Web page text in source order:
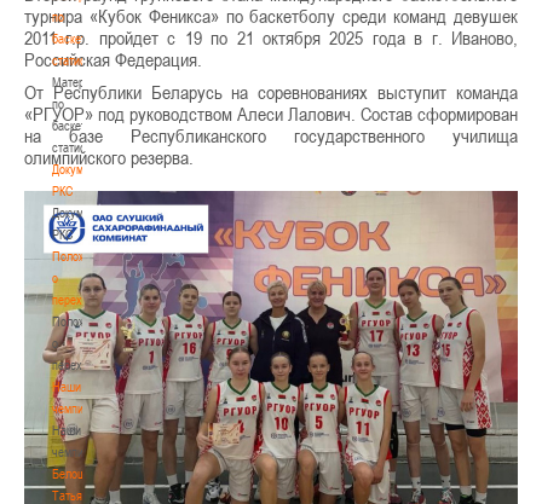
по
баскетбольной
статистике
Материалы
по
баскетбольной
статистике
Документы
РКС
Документы
РКС
Положение
о
переходах
Положение
о
переходах
Наши
чемпионы
Наши
чемпионы
Белошапко
Татьяна
турнира «Кубок Феникса» по баскетболу среди команд девушек
2011 г.р. пройдет с 19 по 21 октября 2025 года в г. Иваново,
Российская Федерация.
От Республики Беларусь на соревнованиях выступит команда
«РГУОР» под руководством Алеси Лалович. Состав сформирован
на базе Республиканского государственного училища
олимпийского резерва.